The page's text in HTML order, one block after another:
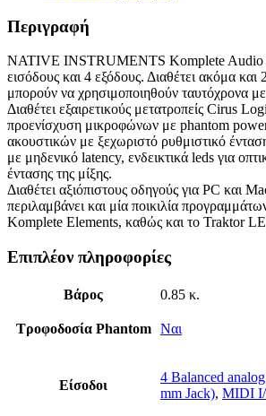
Περιγραφή
NATIVE INSTRUMENTS Komplete Audio
εισόδους και 4 εξόδους. Διαθέτει ακόμα
μπορούν να χρησιμοποιηθούν ταυτόχρονα με
Διαθέτει εξαιρετικούς μετατροπείς Cirus
προενίσχυση μικροφώνων με phantom
ακουστικών με ξεχωριστό ρυθμιστικό
με μηδενικό latency, ενδεικτικά leds για
έντασης της μίξης.
Διαθέτει αξιόπιστους οδηγούς για PC
περιλαμβάνει και μία ποικιλία
Komplete Elements, καθώς και το Traktor
Επιπλέον πληροφορίες
Βάρος 0.85 κ.
Τροφοδοσία Phantom Ναι
Είσοδοι
4 Balanced
mm Jack), MIDI